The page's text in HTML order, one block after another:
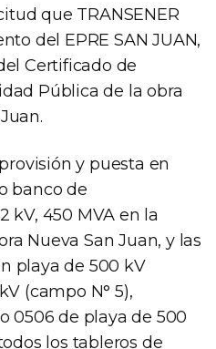
que TRANSENER
del EPRE SAN JUAN,
Certificado de
Pública de la obra
y puesta en
banco de
kV, 450 MVA en la
Nueva San Juan, y las
playa de 500 kV
(campo N° 5),
0506 de playa de 500
los tableros de